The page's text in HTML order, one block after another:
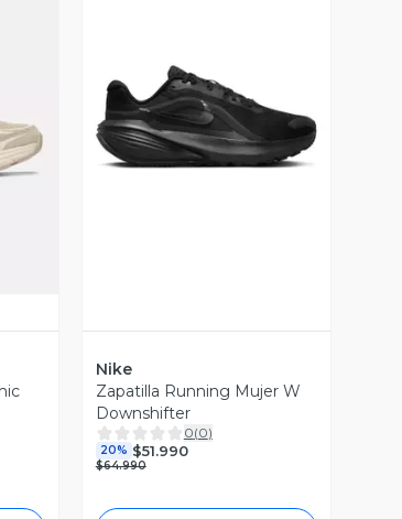
Vista Previa
Nike
Zapatilla Running Mujer W
Downshifter
0(0)
20% $51.990
$64.990